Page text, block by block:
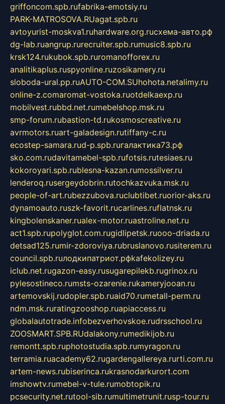
griffoncom.spb.rufabrika-emotsiy.ru
PARK-MATROSOVA.RUagat.spb.ru
avtoyurist-moskva1.ruhardware.org.ruсхема-авто.рф
dg-lab.ruangrup.rurecruiter.spb.rumusic8.spb.ru
krsk124.rukubok.spb.ruromanofforex.ru
analitikaplus.ruspyonline.ruzosikamery.ru
sloboda-ural.pp.ruAUTO-COM.SUhohota.netalimy.ru
online-z.comaromat-vostoka.ruotdelkaexp.ru
mobilvest.rubbd.net.rumebelshop.msk.ru
smp-forum.rubastion-td.rukosmoscreative.ru
avrmotors.ruart-galadesign.rutiffany-c.ru
ecostep-samara.rud-p.spb.ruгалактика73.рф
sko.com.rudavitamebel-spb.rufotsis.rutesiaes.ru
kokoroyari.spb.rublesna-kazan.rumossilver.ru
lenderoq.rusergeydobrin.rutochkazvuka.msk.ru
people-of-art.rubezzubova.ruclubtibet.ruorior-aks.ru
dynamoauto.ruszk-favorit.rucarlines.ruflatnsk.ru
kingbolenskaner.rualex-motor.ruastroline.net.ru
act1.spb.rupolyglot.com.rugidlipetsk.ruooo-driada.ru
detsad125.rumir-zdoroviya.rubruslanovo.rusiterem.ru
council.spb.ruлодкипатриот.рфkafekolizey.ru
iclub.net.rugazon-easy.rusugarepilekb.rugrinox.ru
pylesostineco.rumsts-ozarenie.rukameryjooan.ru
artemovskij.rudopler.spb.ruaid70.rumetall-perm.ru
ndm.msk.ruratingzooshop.ruapiaccess.ru
globalautotrade.infobezverhovskoe.rudrsschool.ru
ZOOSMART.SPB.RUdalakony.rumedikijob.ru
remontt.spb.ruphotostudia.spb.rumyragon.ru
terramia.ruacademy62.rugardengallereya.rurti.com.ru
artem-news.rubiserinca.rukrasnodarkurort.com
imshowtv.rumebel-v-tule.rumobtopik.ru
pcsecurity.net.rutool-sib.rumultimetrunit.rusp-tour.ru